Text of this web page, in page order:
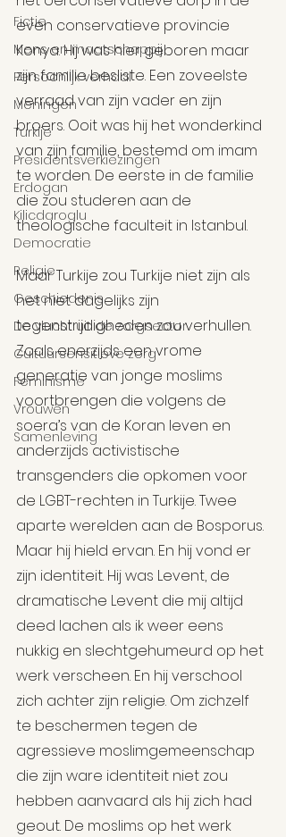
Fictie
Mens en maatschappij
Persoonlijk verhaal
Meningen
Turkije
Presidentsverkiezingen
Erdogan
Kilicdaroglu
Democratie
Religie
Geschiedenis
De vlucht uit de zorgsector
Cultuursensitieve zorg
Feminisme
Vrouwen
Samenleving
even conservatieve provincie
Konya. Hij was hier geboren maar
zijn familie besliste. Een zoveelste
verraad van zijn vader en zijn
broers. Ooit was hij het wonderkind
van zijn familie, bestemd om imam
te worden. De eerste in de familie
die zou studeren aan de
theologische faculteit in Istanbul.
Maar Turkije zou Turkije niet zijn als
het niet dagelijks zijn
tegenstrijdigheden zou verhullen.
Zoals enerzijds een vrome
generatie van jonge moslims
voortbrengen die volgens de
soera’s van de Koran leven en
anderzijds activistische
transgenders die opkomen voor
de LGBT-rechten in Turkije. Twee
aparte werelden aan de Bosporus.
Maar hij hield ervan. En hij vond er
zijn identiteit. Hij was Levent, de
dramatische Levent die mij altijd
deed lachen als ik weer eens
nukkig en slechtgehumeurd op het
werk verscheen. En hij verschool
zich achter zijn religie. Om zichzelf
te beschermen tegen de
agressieve moslimgemeenschap
die zijn ware identiteit niet zou
hebben aanvaard als hij zich had
geout. De moslims op het werk